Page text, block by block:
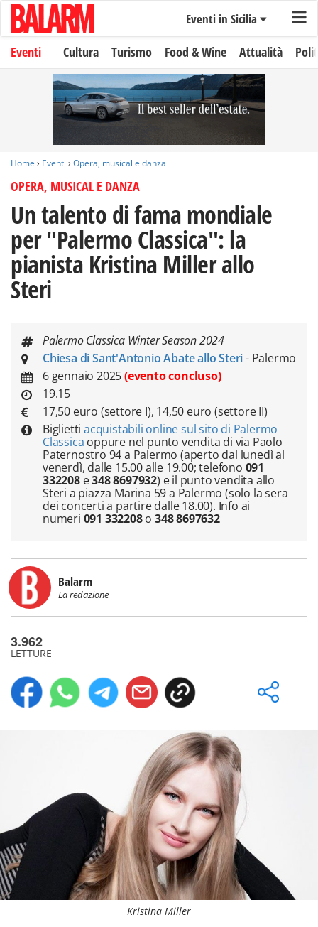
Eventi in Sicilia
Eventi Cultura Turismo Food & Wine Attualità
Home › Eventi › Opera, musical e danza
OPERA, MUSICAL E DANZA
Un talento di fama mondiale
per "Palermo Classica": la
pianista Kristina Miller allo
Steri
Palermo Classica Winter Season 2024
Chiesa di Sant'Antonio Abate allo Steri- Palermo
6 gennaio 2025(evento concluso)
19.15
17,50 euro (settore I), 14,50 euro (settore II)
Biglietti acquistabili online sul sito di Palermo
Classica oppure nel punto vendita di via Paolo
Paternostro 94 a Palermo (aperto dal lunedì al
venerdì, dalle 15.00 alle 19.00; telefono 091
332208e348 8697932) e il punto vendita allo
Steri a piazza Marina 59 a Palermo (solo la sera
dei concerti a partire dalle 18.00). Info ai
numeri 091 332208o348 8697632
Balarm
La redazione
3.962
LETTURE
Kristina Miller